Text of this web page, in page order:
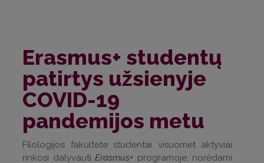
Erasmus+ studentų
patirtys užsienyje
COVID-19
pandemijos metu
Filologijos fakultete studentai visuomet aktyviai
rinkosi dalyvauti Erasmus+ programoje, norėdami